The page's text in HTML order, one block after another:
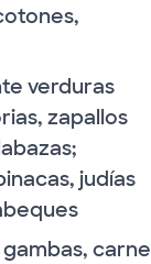
verduras
zapallos
judías
carne